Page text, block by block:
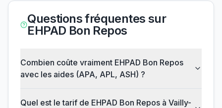
Questions fréquentes sur
EHPAD Bon Repos
Combien coûte vraiment EHPAD Bon Repos
avec les aides (APA, APL, ASH) ?
Quel est le tarif de EHPAD Bon Repos à Vailly-